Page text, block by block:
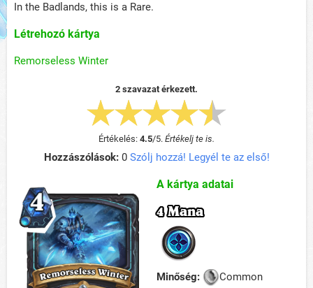
In the Badlands, this is a Rare.
Létrehozó kártya
Remorseless Winter
2 szavazat érkezett.
Értékelés: 4.5/5. Értékelj te is.
Hozzászólások:0 Szólj hozzá! Legyél te az első!
A kártya adatai
4 Mana
Minőség:
Common